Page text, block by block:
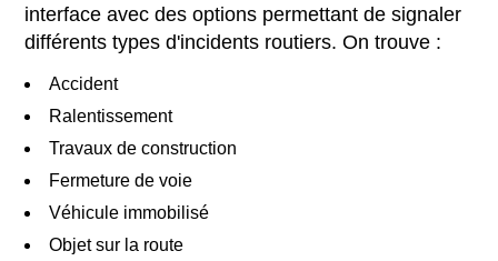
interface avec des options permettant de signaler
différents types d'incidents routiers. On trouve :
Accident
Ralentissement
Travaux de construction
Fermeture de voie
Véhicule immobilisé
Objet sur la route